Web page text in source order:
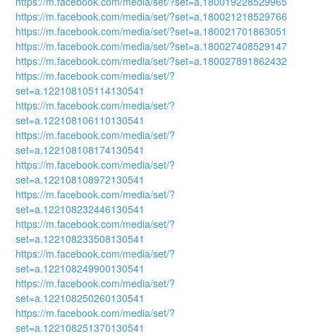
https://m.facebook.com/media/set/?set=a.180021218529766
https://m.facebook.com/media/set/?set=a.180021701863051
https://m.facebook.com/media/set/?set=a.180027408529147
https://m.facebook.com/media/set/?set=a.180027891862432
https://m.facebook.com/media/set/?
set=a.122108105114130541
https://m.facebook.com/media/set/?
set=a.122108106110130541
https://m.facebook.com/media/set/?
set=a.122108108174130541
https://m.facebook.com/media/set/?
set=a.122108108972130541
https://m.facebook.com/media/set/?
set=a.122108232446130541
https://m.facebook.com/media/set/?
set=a.122108233508130541
https://m.facebook.com/media/set/?
set=a.122108249900130541
https://m.facebook.com/media/set/?
set=a.122108250260130541
https://m.facebook.com/media/set/?
set=a.122108251370130541